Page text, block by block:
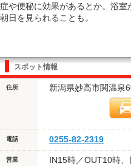
症や便秘に効果があるとか。浴
朝日を見られることも。
スポット情報
住所 新潟県妙高市関温泉
電話 0255-82-2319
営業 IN15時／OUT10時